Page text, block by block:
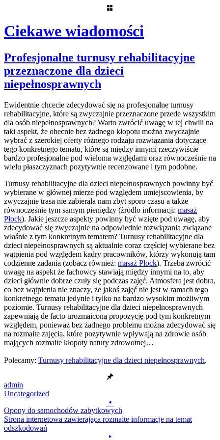
Ciekawe wiadomości
Skip
to
content
Profesjonalne turnusy rehabilitacyjne
przeznaczone dla dzieci
niepełnosprawnych
Ewidentnie chcecie zdecydować się na profesjonalne turnusy
rehabilitacyjne, które są zwyczajnie przeznaczone przede wszystkim
dla osób niepełnosprawnych? Warto zwrócić uwagę w tej chwili na
taki aspekt, że obecnie bez żadnego kłopotu można zwyczajnie
wybrać z szerokiej oferty różnego rodzaju rozwiązania dotyczące
tego konkretnego tematu, które są między innymi rzeczywiście
bardzo profesjonalne pod wieloma względami oraz równocześnie na
wielu płaszczyznach pozytywnie recenzowane i tym podobne.
Turnusy rehabilitacyjne dla dzieci niepełnosprawnych powinny być
wybierane w głównej mierze pod względem umiejscowienia, by
zwyczajnie trasa nie zabierała nam zbyt sporo czasu a także
równocześnie tym samym pieniędzy (źródło informacji: masaż
Płock). Jakie jeszcze aspekty powinny być wzięte pod uwagę, aby
zdecydować się zwyczajnie na odpowiednie rozwiązania związane
właśnie z tym konkretnym tematem? Turnusy rehabilitacyjne dla
dzieci niepełnosprawnych są aktualnie coraz częściej wybierane bez
wątpienia pod względem kadry pracowników, którzy wykonują tam
codzienne zadania (zobacz również: masaż Płock). Trzeba zwrócić
uwagę na aspekt że fachowcy stawiają między innymi na to, aby
dzieci głównie dobrze czuły się podczas zajęć. Atmosfera jest dobra,
co bez wątpienia nie znaczy, że jakoś zajęć nie jest w ramach tego
konkretnego tematu jedynie i tylko na bardzo wysokim możliwym
poziomie. Turnusy rehabilitacyjne dla dzieci niepełnosprawnych
zapewniają de facto urozmaiconą propozycję pod tym konkretnym
względem, ponieważ bez żadnego problemu można zdecydować się
na rozmaite zajęcia, które pozytywnie wpływają na zdrowie osób
mających rozmaite kłopoty natury zdrowotnej…
Polecamy: Turnusy rehabilitacyjne dla dzieci niepełnosprawnych.
admin
Uncategorized
navigation
Opony do samochodów zabytkowych
Strona internetowa zawierająca rozmaite informacje na temat
odszkodowań